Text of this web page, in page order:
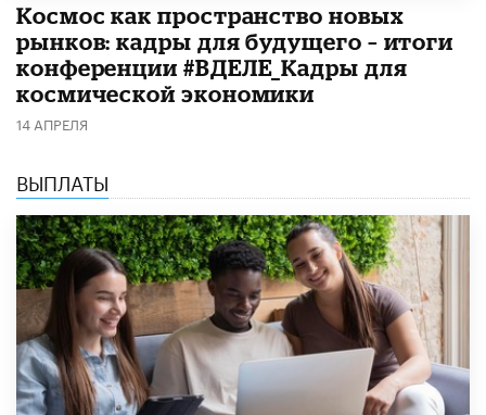
Космос как пространство новых
рынков: кадры для будущего – итоги
конференции #ВДЕЛЕ_Кадры для
космической экономики
14 АПРЕЛЯ
ВЫПЛАТЫ